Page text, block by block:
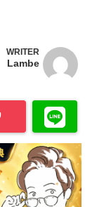
WRITER
Lambe